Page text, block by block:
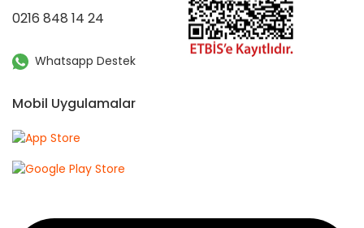
0216 848 14 24
Whatsapp Destek
Mobil Uygulamalar